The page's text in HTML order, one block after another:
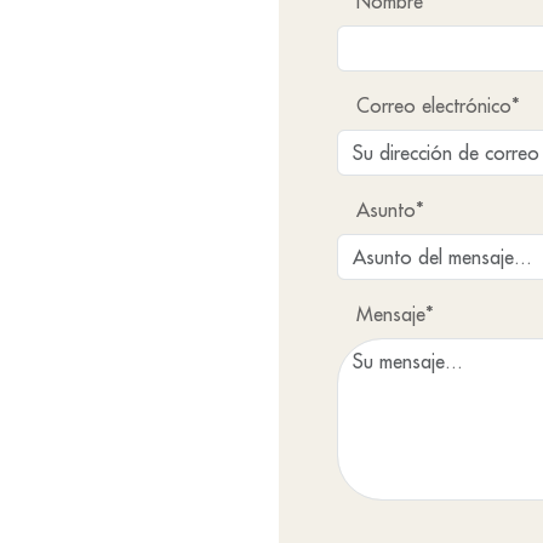
Correo electrónico*
Asunto*
Mensaje*